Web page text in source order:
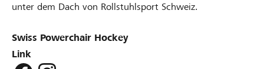
unter dem Dach von Rollstuhlsport Schweiz.
Swiss Powerchair Hockey
Link